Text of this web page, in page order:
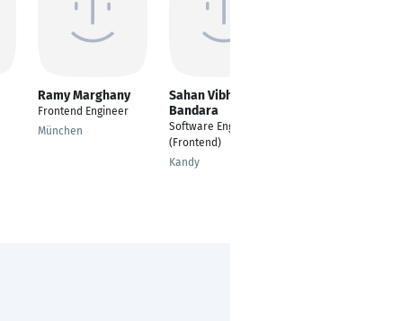
Ramy Marghany
Frontend Engineer
München
Sahan Vibhashana
Bandara
Software Engineer
(Frontend)
Kandy